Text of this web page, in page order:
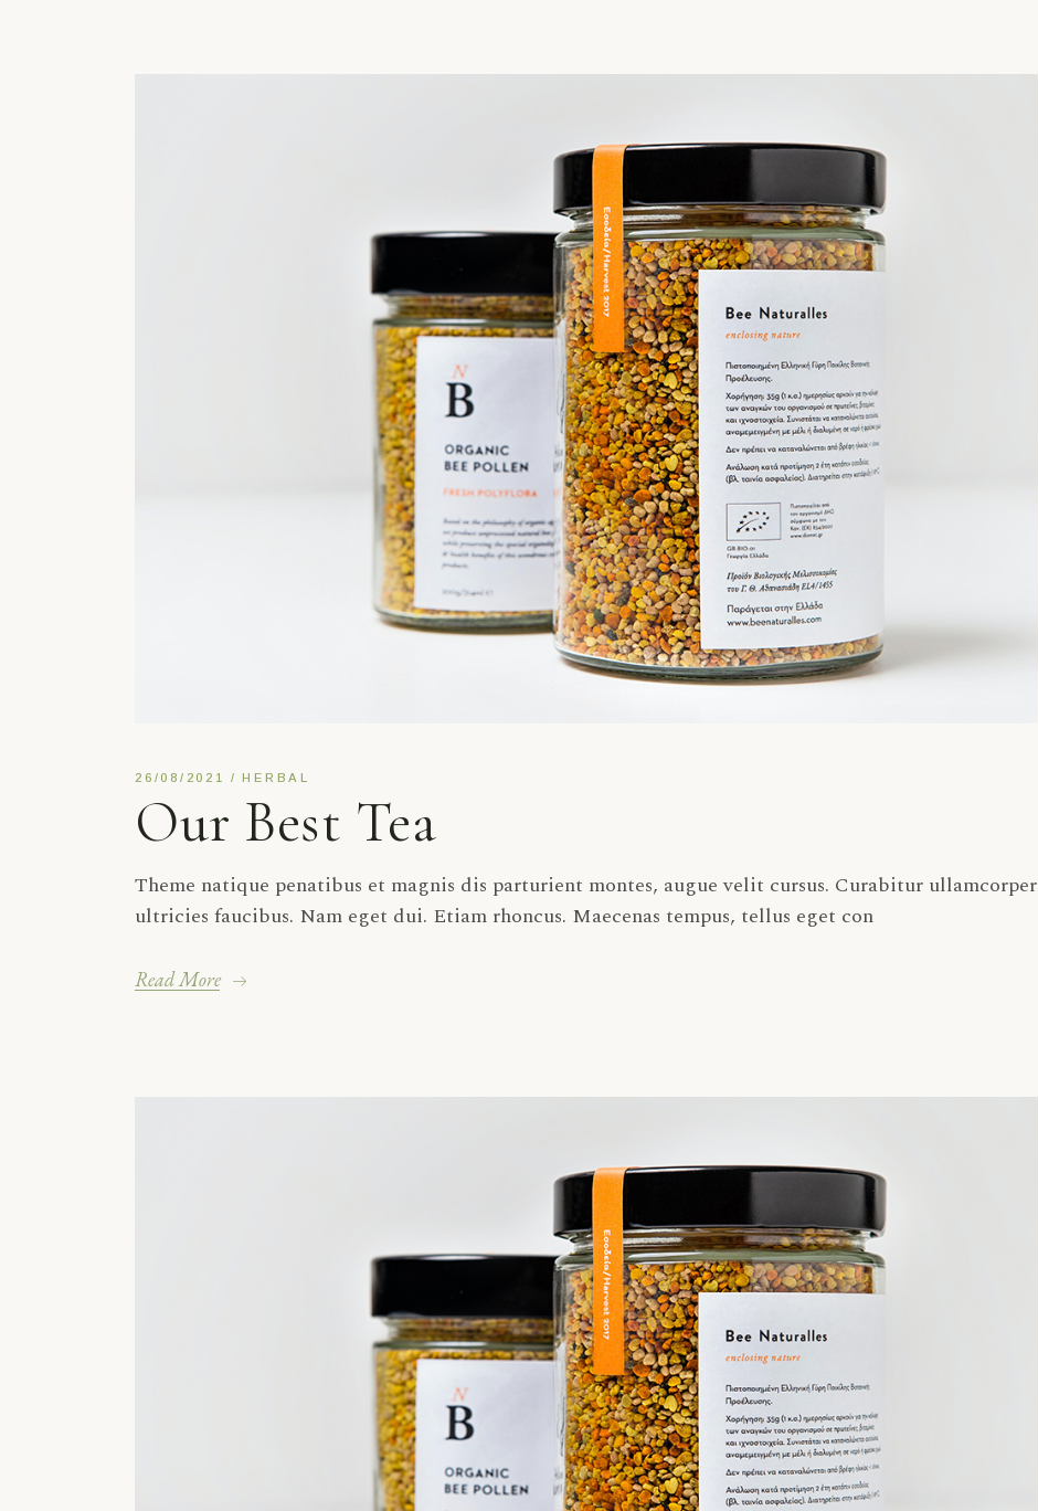
26/08/2021 HERBAL
Our Best Tea
Theme natique penatibus et magnis dis parturient montes, augue velit cursus. Curabitur ullamcorper
ultricies faucibus. Nam eget dui. Etiam rhoncus. Maecenas tempus, tellus eget con
Read More